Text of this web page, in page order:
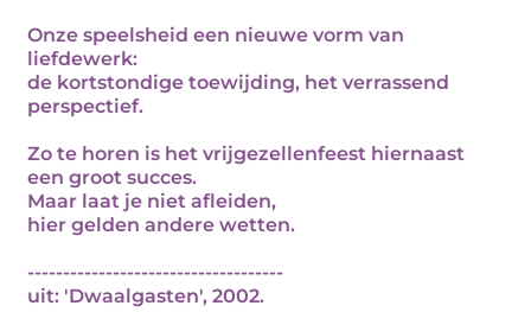
Onze speelsheid een nieuwe vorm van
liefdewerk:
de kortstondige toewijding, het verrassend
perspectief.
Zo te horen is het vrijgezellenfeest hiernaast
een groot succes.
Maar laat je niet afleiden,
hier gelden andere wetten.
------------------------------------
uit: 'Dwaalgasten', 2002.